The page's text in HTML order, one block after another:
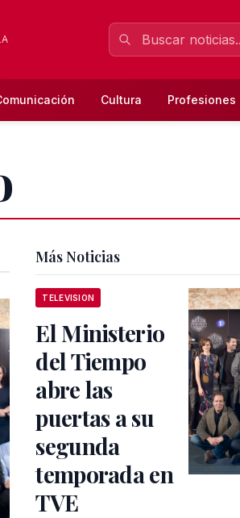
Cultura Profesiones
Más Noticias
TELEVISION
El Ministerio
del Tiempo
abre las
puertas a su
segunda
temporada en
TVE